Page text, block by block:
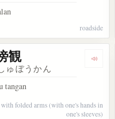
roadside
観
ゅぼうかん
tangan
folded arms (with one's hands in
one's sleeves)